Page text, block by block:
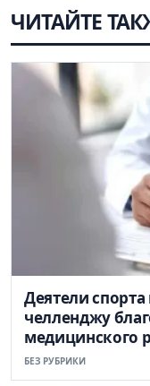
ЧИТАЙТЕ
Деятели
челленджу
медицинского
БЕЗ РУБРИКИ